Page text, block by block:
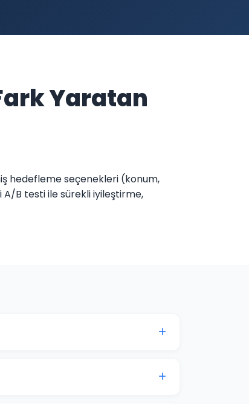
Yaratan
hedefleme seçenekleri (konum,
B testi ile sürekli iyileştirme,
itibaren optimizasyon yoğunlaşır.